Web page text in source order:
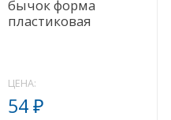
бычок форма
пластиковая
ЦЕНА:
54 ₽